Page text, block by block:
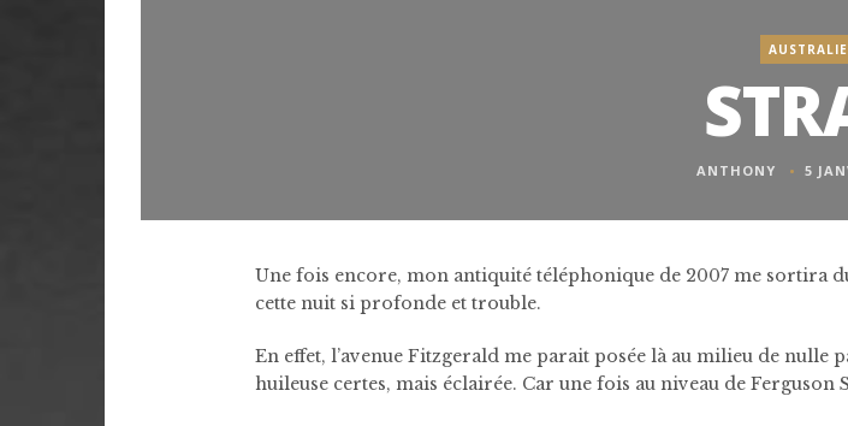
AUSTRALIE
ANTHONY 5
Une fois encore, mon antiquité téléphonique de 2007 me sortira
cette nuit si profonde et trouble.
En effet, l’avenue Fitzgerald me parait posée là au milieu de nulle
huileuse certes, mais éclairée. Car une fois au niveau de Ferguson